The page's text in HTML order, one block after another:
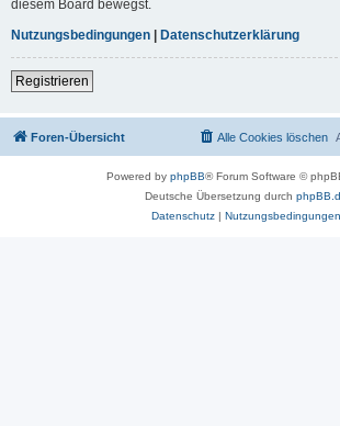
diesem Board bewegst.
Nutzungsbedingungen | Datenschutzerklärung
Registrieren
Foren-Übersicht Alle Cookies löschen
Powered by phpBB® Forum Software ©
Deutsche Übersetzung durch
Datenschutz| Nutzungsbedingungen